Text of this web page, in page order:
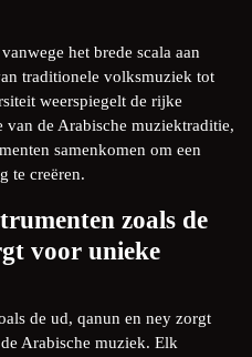
het brede scala aan
traditionele volksmuziek tot
weerspiegelt de rijke
van de Arabische muziektraditie,
samenkomen om een
te creëren.
zoals de
voor unieke
de ud, qanun en ney zorgt
Arabische muziek. Elk